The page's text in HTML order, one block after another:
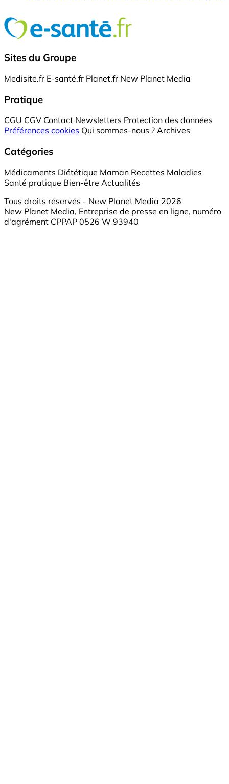
Sites du Groupe
Medisite.fr E-santé.fr Planet.fr New Planet Media
Pratique
CGU CGV Contact Newsletters Protection des données
Préférences cookies Qui sommes-nous ? Archives
Catégories
Médicaments Diététique Maman Recettes Maladies
Santé pratique Bien-être Actualités
Tous droits réservés - New Planet Media 2026
New Planet Media, Entreprise de presse en ligne, numéro
d'agrément CPPAP 0526 W 93940